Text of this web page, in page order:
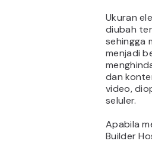
Ukuran
diubah
sehingga
menjadi
dan
video,
seluler.
Apabila
Builder